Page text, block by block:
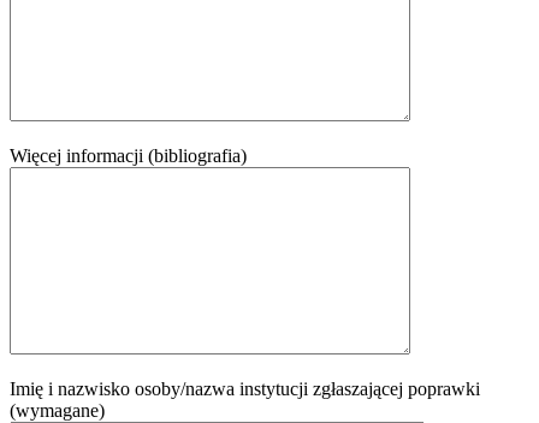
Więcej informacji (bibliografia)
Imię i nazwisko osoby/nazwa instytucji zgłaszającej poprawki
(wymagane)